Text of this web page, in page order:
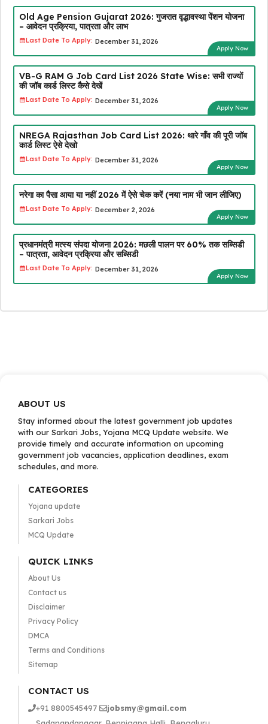
Old Age Pension Gujarat 2026: गुजरात वृद्धावस्था पेंशन योजना
– आवेदन प्रक्रिया, पात्रता और लाभ
Last Date To Apply: December 31, 2026
Apply Now
VB-G RAM G Job Card List 2026 State Wise: सभी राज्यों
की जॉब कार्ड लिस्ट कैसे देखें
Last Date To Apply: December 31, 2026
Apply Now
NREGA Rajasthan Job Card List 2026: थारे गाँव की पूरी जॉब
कार्ड लिस्ट ऐसे देखो
Last Date To Apply: December 31, 2026
Apply Now
नरेगा का पैसा आया या नहीं 2026 में ऐसे चेक करें (नया नाम भी जान लीजिए)
Last Date To Apply: December 2, 2026
Apply Now
प्रधानमंत्री मत्स्य संपदा योजना 2026: मछली पालन पर 60% तक सब्सिडी
– पात्रता, आवेदन प्रक्रिया और सब्सिडी
Last Date To Apply: December 31, 2026
Apply Now
ABOUT US
Stay informed about the latest government job updates
with our Sarkari Jobs, Yojana MCQ Update website. We
provide timely and accurate information on upcoming
government job vacancies, application deadlines, exam
schedules, and more.
CATEGORIES
Yojana update
Sarkari Jobs
MCQ Update
QUICK LINKS
About Us
Contact us
Disclaimer
Privacy Policy
DMCA
Terms and Conditions
Sitemap
CONTACT US
+91 8800545497
jobsmy@gmail.com